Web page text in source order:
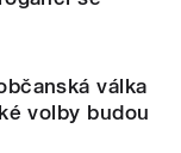
válka
volby budou